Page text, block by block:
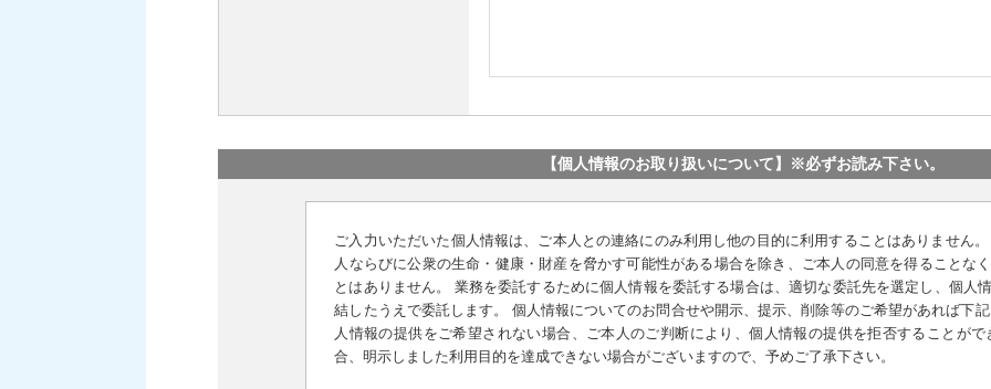
【個人情報のお取り扱いについて】 ※必ずお読み下さい。
ご入力いただいた個人情報は、ご本人との連絡にのみ利用し他の目的に利用することはありません
人ならびに公衆の生命・健康・財産を脅かす可能性がある場合を除き、ご本人の同意を得ることな
とはありません。 業務を委託するために個人情報を委託する場合は、適切な委託先を選定し、個人
結したうえで委託します。 個人情報についてのお問合せや開示、提示、削除等のご希望があれば下
人情報の提供をご希望されない場合、ご本人のご判断により、個人情報の提供を拒否することが
合、明示しました利用目的を達成できない場合がございますので、予めご了承下さい。